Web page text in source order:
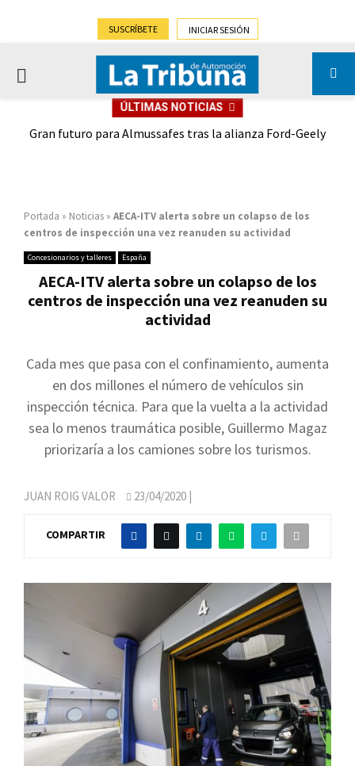
SUSCRÍBETE INICIAR SESIÓN
PRIMARY
ÚLTIMAS NOTICIAS
Gran futuro para Almussafes tras la alianza Ford-Geely
Portada » Noticias » AECA-ITV alerta sobre un colapso de los
centros de inspección una vez reanuden su actividad
Concesionarios y talleres España
AECA-ITV alerta sobre un colapso de los
centros de inspección una vez reanuden su
actividad
Cada mes que pasa con el confinamiento, aumenta
en dos millones el número de vehículos sin
inspección técnica. Para que la vuelta a la actividad
sea lo menos traumática posible, Guillermo Magaz
priorizaría a los camiones sobre los turismos.
JUAN ROIG VALOR 23/04/2020 |
COMPARTIR